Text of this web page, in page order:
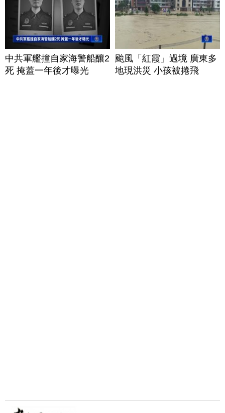
中共軍艦撞自家海警船釀2
死 掩蓋一年後才曝光
颱風「紅霞」過境 廣東多
地現洪災 小孩被捲飛